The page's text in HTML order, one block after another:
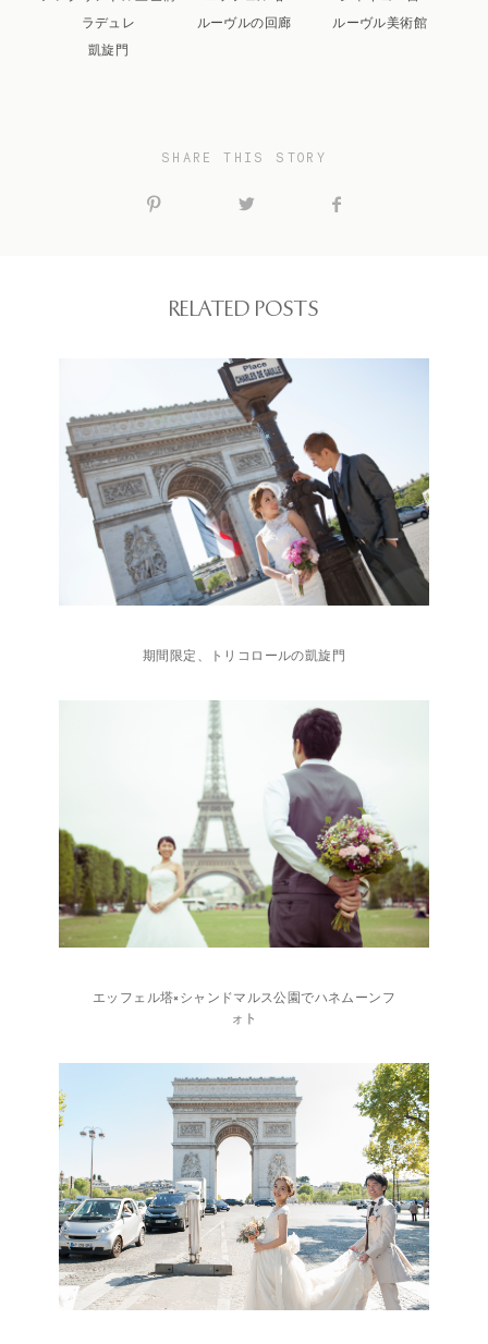
ラデュレ ルーヴルの回廊 ルーヴル美術館
凱旋門
SHARE THIS STORY
RELATED POSTS
期間限定、トリコロールの凱旋門
エッフェル塔×シャンドマルス公園でハネムーンフ
ォト